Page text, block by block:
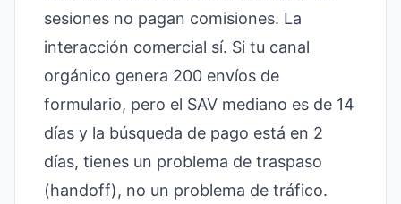
sesiones no pagan comisiones. La
interacción comercial sí. Si tu canal
orgánico genera 200 envíos de
formulario, pero el SAV mediano es de 14
días y la búsqueda de pago está en 2
días, tienes un problema de traspaso
(handoff), no un problema de tráfico.